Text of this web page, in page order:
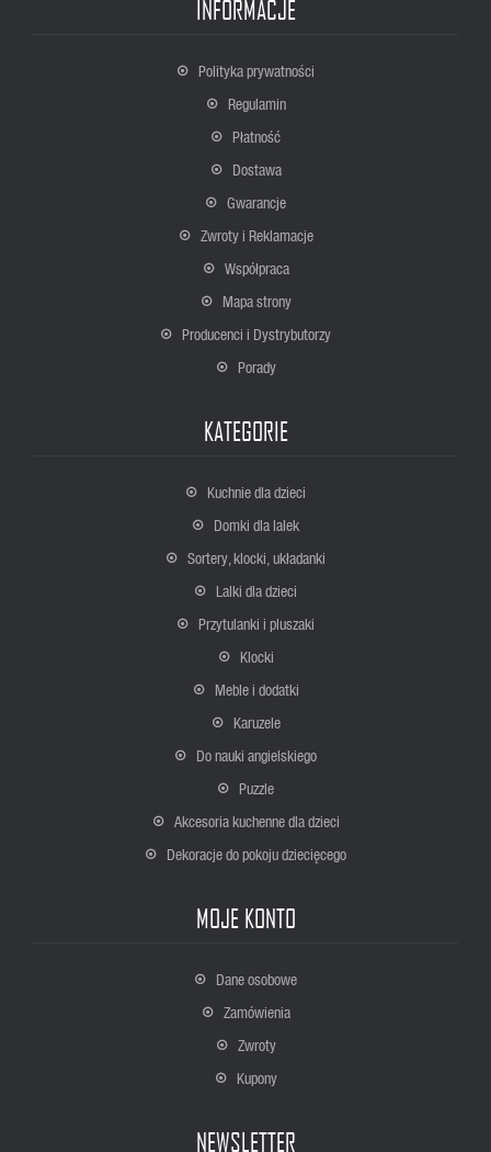
INFORMACJE
Polityka prywatności
Regulamin
Płatność
Dostawa
Gwarancje
Zwroty i Reklamacje
Współpraca
Mapa strony
Producenci i Dystrybutorzy
Porady
KATEGORIE
Kuchnie dla dzieci
Domki dla lalek
Sortery, klocki, układanki
Lalki dla dzieci
Przytulanki i pluszaki
Klocki
Meble i dodatki
Karuzele
Do nauki angielskiego
Puzzle
Akcesoria kuchenne dla dzieci
Dekoracje do pokoju dziecięcego
MOJE KONTO
Dane osobowe
Zamówienia
Zwroty
Kupony
NEWSLETTER